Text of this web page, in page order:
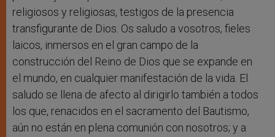
religiosos y religiosas, testigos de la presencia
transfigurante de Dios. Os saludo a vosotros, fieles
laicos, inmersos en el gran campo de la
construcción del Reino de Dios que se expande en
el mundo, en cualquier manifestación de la vida. El
saludo se llena de afecto al dirigirlo también a todos
los que, renacidos en el sacramento del Bautismo,
aún no están en plena comunión con nosotros; y a